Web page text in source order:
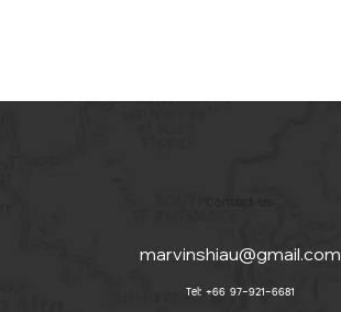
marvinshiau@gmail.com
Tel: +66 97-921-6681